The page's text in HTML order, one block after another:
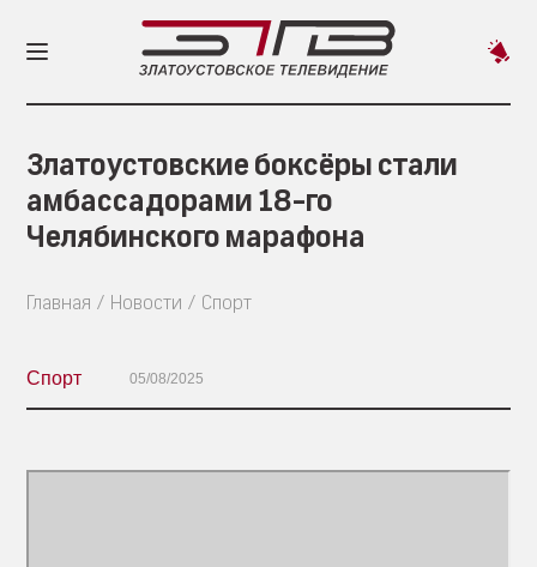
Златоустовские боксёры стали
амбассадорами 18-го
Челябинского марафона
Главная Новости Спорт
Спорт 05/08/2025